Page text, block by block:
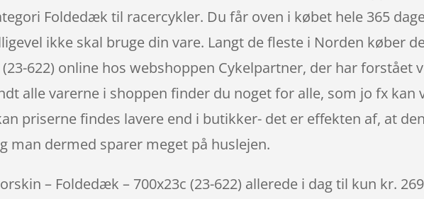
Foldedæk til racercykler. Du får oven i købet hele 365
ikke skal bruge din vare. Langt de fleste i Norden køber
622) online hos webshoppen Cykelpartner, der har forstået
alle varerne i shoppen finder du noget for alle, som jo fx
priserne findes lavere end i butikker- det er effekten af, at
man dermed sparer meget på huslejen.
– Foldedæk – 700x23c (23-622) allerede i dag til kun kr.